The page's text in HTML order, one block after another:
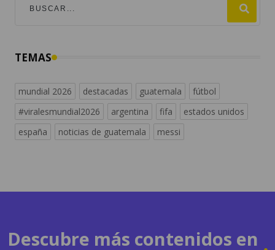
mundial 2026
españa
noticias de guatemala messi
radiosguate.com